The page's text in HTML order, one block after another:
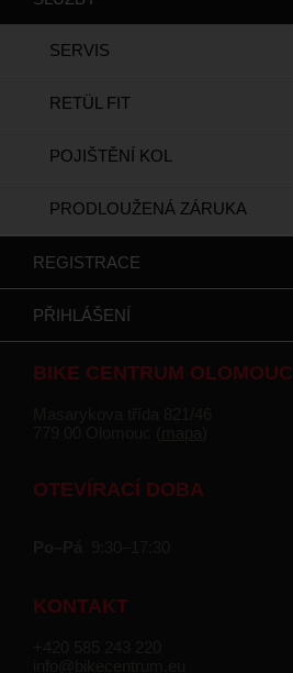
SERVIS
RETÜL FIT
POJIŠTĚNÍ KOL
PRODLOUŽENÁ ZÁRUKA
REGISTRACE
PŘIHLÁŠENÍ
BIKE CENTRUM OLOMOUC
OTEVÍRACÍ DOBA
KONTAKT